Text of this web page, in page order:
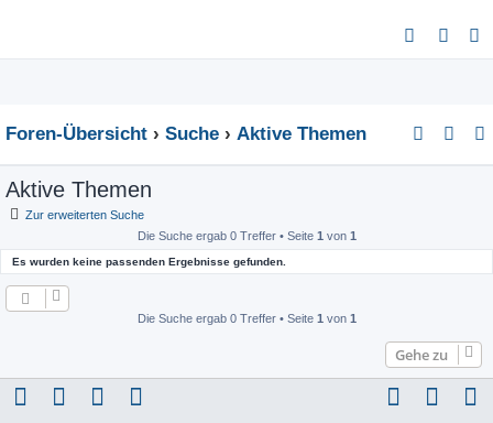
u
e
Foren-Übersicht Suche Aktive Themen
Aktive Themen
Zur erweiterten Suche
Die Suche ergab 0 Treffer • Seite 1 von 1
Es wurden keine passenden Ergebnisse gefunden.
Die Suche ergab 0 Treffer • Seite 1 von 1
Gehe zu